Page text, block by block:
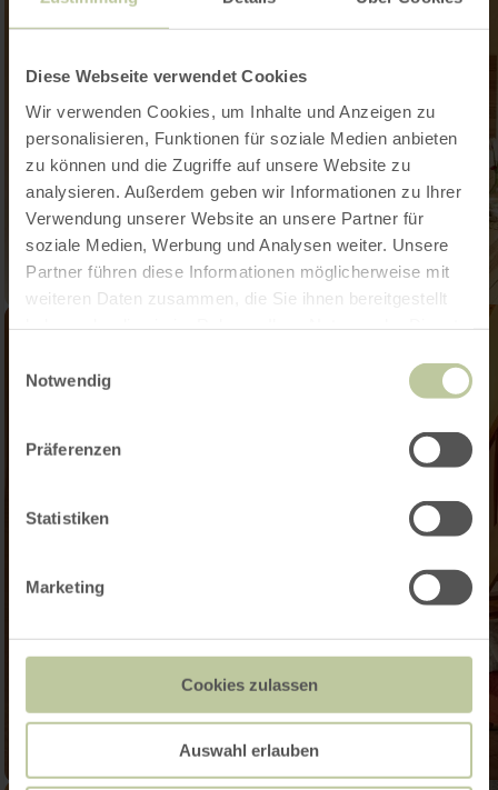
Diese Webseite verwendet Cookies
Wir verwenden Cookies, um Inhalte und Anzeigen zu
personalisieren, Funktionen für soziale Medien anbieten
zu können und die Zugriffe auf unsere Website zu
analysieren. Außerdem geben wir Informationen zu Ihrer
Verwendung unserer Website an unsere Partner für
soziale Medien, Werbung und Analysen weiter. Unsere
Partner führen diese Informationen möglicherweise mit
weiteren Daten zusammen, die Sie ihnen bereitgestellt
Notwendig
Präferenzen
Statistiken
Marketing
Cookies zulassen
Auswahl erlauben